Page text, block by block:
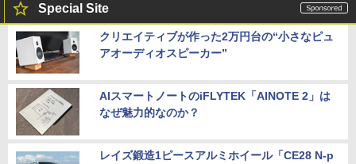
Special Site
クリエイティブが作った2万円台の“小さなピュ
アオーディオスピーカー”
AIスマートノートのiFLYTEK「AINOTE 2」は
なぜ魅力的なのか？
レイズ鍛造1ピースアルミホイール「CE28 N-p